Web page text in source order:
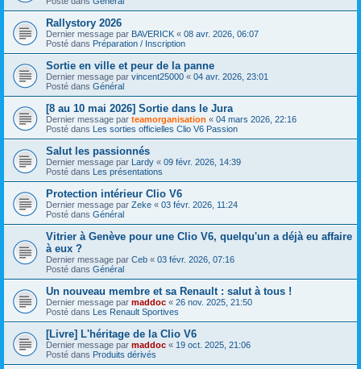
Rallystory 2026
Dernier message par BAVERICK « 08 avr. 2026, 06:07
Posté dans Préparation / Inscription
Sortie en ville et peur de la panne
Dernier message par vincent25000 « 04 avr. 2026, 23:01
Posté dans Général
[8 au 10 mai 2026] Sortie dans le Jura
Dernier message par teamorganisation « 04 mars 2026, 22:16
Posté dans Les sorties officielles Clio V6 Passion
Salut les passionnés
Dernier message par Lardy « 09 févr. 2026, 14:39
Posté dans Les présentations
Protection intérieur Clio V6
Dernier message par Zeke « 03 févr. 2026, 11:24
Posté dans Général
Vitrier à Genève pour une Clio V6, quelqu'un a déjà eu affaire
à eux ?
Dernier message par Ceb « 03 févr. 2026, 07:16
Posté dans Général
Un nouveau membre et sa Renault : salut à tous !
Dernier message par maddoc « 26 nov. 2025, 21:50
Posté dans Les Renault Sportives
[Livre] L'héritage de la Clio V6
Dernier message par maddoc « 19 oct. 2025, 21:06
Posté dans Produits dérivés